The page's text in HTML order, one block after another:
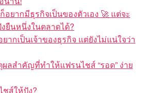
ยากมีธุรกิจเป็นของตัวเอง 🚀 แต่จะ
ยืนหนึ่งในตลาดได้?
ากเป็นเจ้าของธุรกิจ แต่ยังไม่แน่ใจว่า
ลสำคัญที่ทำให้แฟรนไชส์ “รอด” ง่าย
ชส์ให้ปัง?